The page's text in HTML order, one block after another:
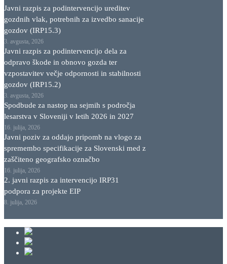
Javni razpis za podintervencijo ureditev
gozdnih vlak, potrebnih za izvedbo sanacije
gozdov (IRP15.3)
3. avgusta, 2026
Javni razpis za podintervencijo dela za
odpravo škode in obnovo gozda ter
vzpostavitev večje odpornosti in stabilnosti
gozdov (IRP15.2)
3. avgusta, 2026
Spodbude za nastop na sejmih s področja
lesarstva v Sloveniji v letih 2026 in 2027
16. julija, 2026
Javni poziv za oddajo pripomb na vlogo za
spremembo specifikacije za Slovenski med z
zaščiteno geografsko označbo
16. julija, 2026
2. javni razpis za intervencijo IRP31
podpora za projekte EIP
8. julija, 2026